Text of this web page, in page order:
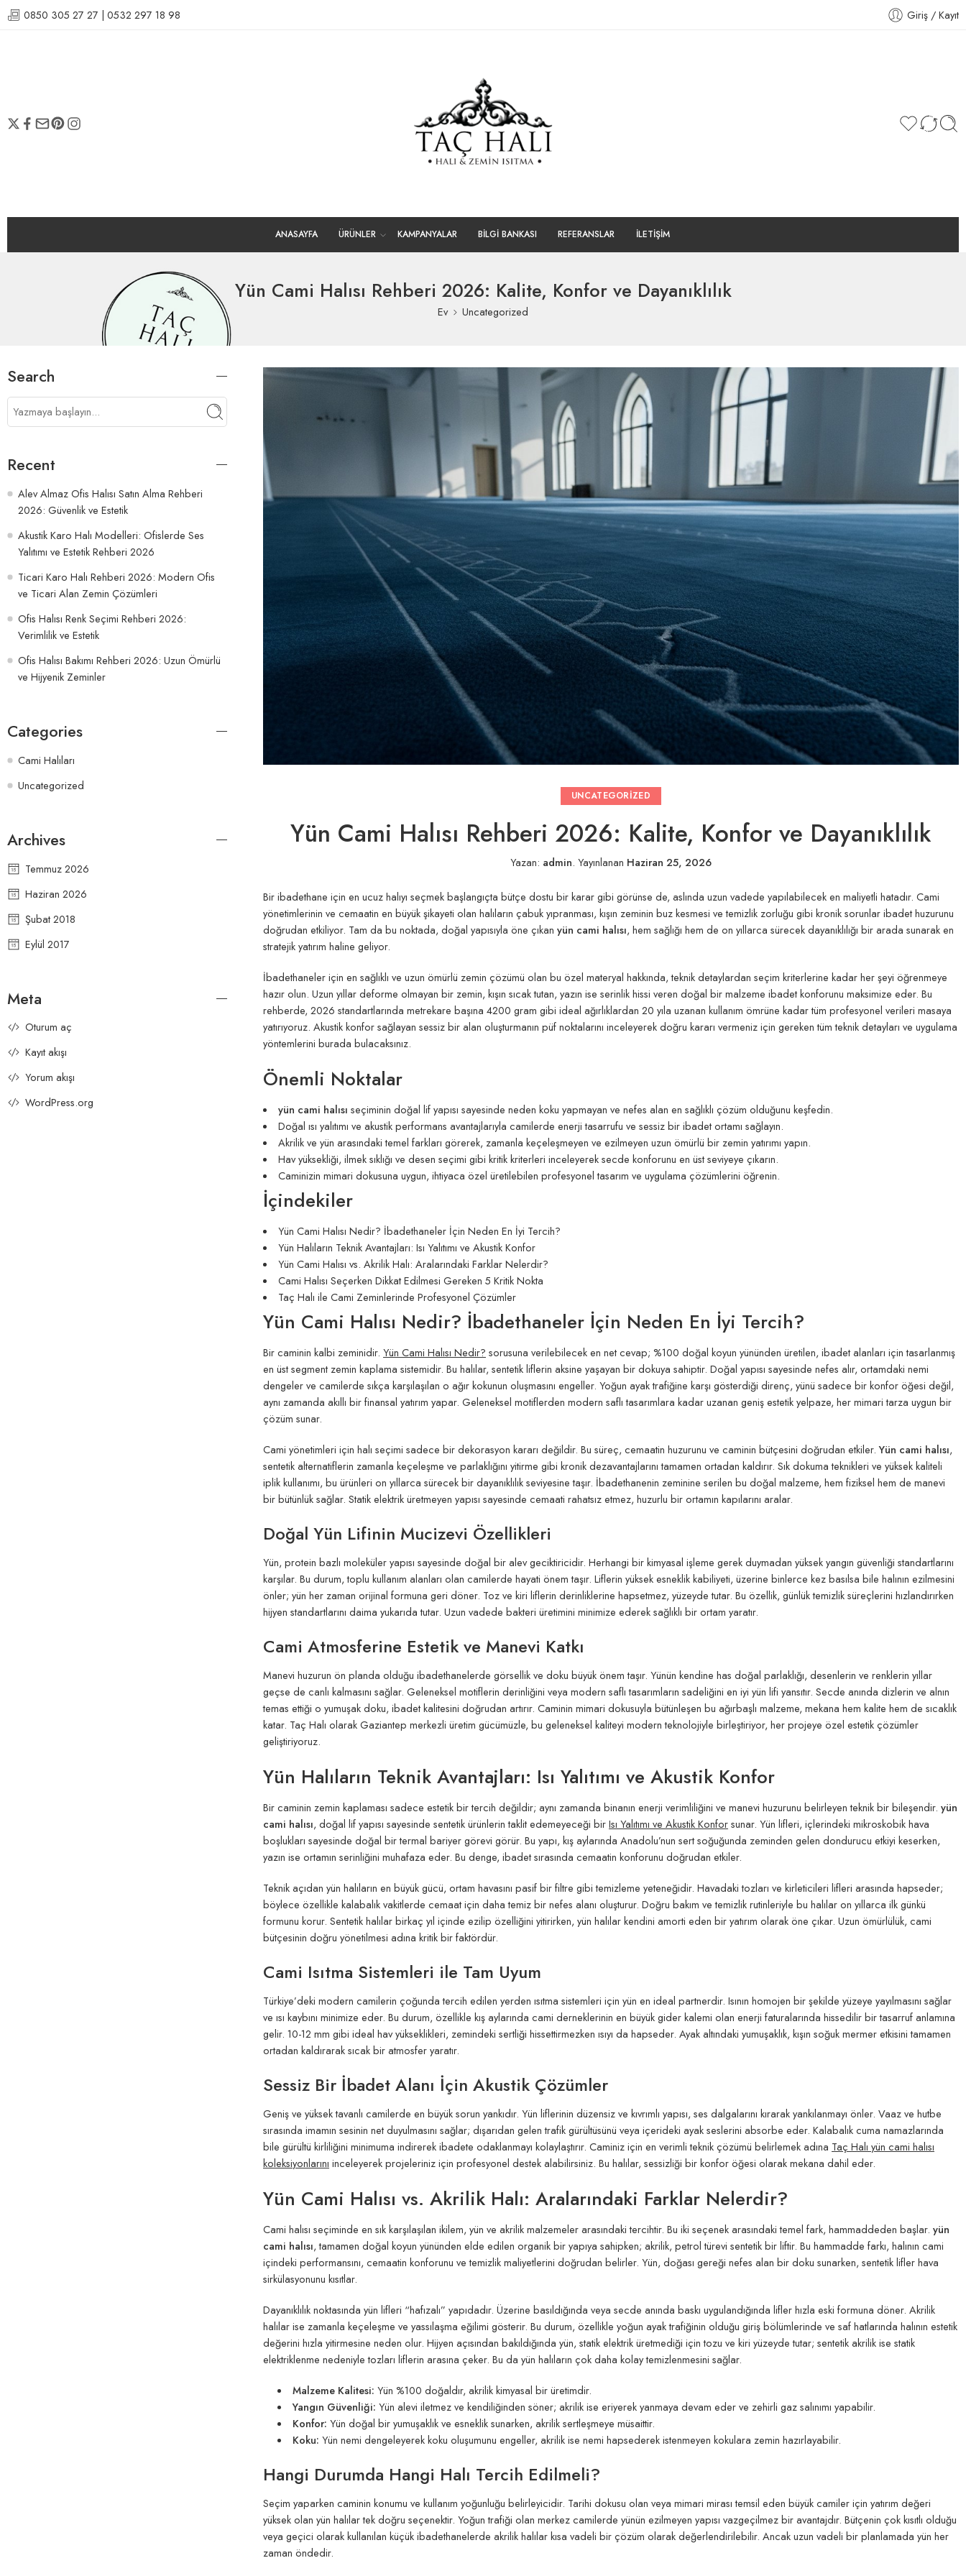
0850 305 27 27 | 0532 297 18 98 Giriş / Kayıt
ANASAYFA ÜRÜNLER KAMPANYALAR BİLGİ BANKASI REFERANSLAR İLETİŞİM
Yün Cami Halısı Rehberi 2026: Kalite, Konfor ve Dayanıklılık
Ev Uncategorized
UNCATEGORIZED
Yün Cami Halısı Rehberi 2026: Kalite, Konfor ve Dayanıklılık
Yazan: admin. Yayınlanan Haziran 25, 2026
Bir ibadethane için en ucuz halıyı seçmek başlangıçta bütçe dostu bir karar gibi görünse de, aslında uzun vadede yapılabilecek en maliyetli hatadır. Cami
yönetimlerinin ve cemaatin en büyük şikayeti olan halıların çabuk yıpranması, kışın zeminin buz kesmesi ve temizlik zorluğu gibi kronik sorunlar ibadet huzurunu
doğrudan etkiliyor. Tam da bu noktada, doğal yapısıyla öne çıkan yün cami halısı, hem sağlığı hem de on yıllarca sürecek dayanıklılığı bir arada sunarak en
stratejik yatırım haline geliyor.
İbadethaneler için en sağlıklı ve uzun ömürlü zemin çözümü olan bu özel materyal hakkında, teknik detaylardan seçim kriterlerine kadar her şeyi öğrenmeye
hazır olun. Uzun yıllar deforme olmayan bir zemin, kışın sıcak tutan, yazın ise serinlik hissi veren doğal bir malzeme ibadet konforunu maksimize eder. Bu
rehberde, 2026 standartlarında metrekare başına 4200 gram gibi ideal ağırlıklardan 20 yıla uzanan kullanım ömrüne kadar tüm profesyonel verileri masaya
yatırıyoruz. Akustik konfor sağlayan sessiz bir alan oluşturmanın püf noktalarını inceleyerek doğru kararı vermeniz için gereken tüm teknik detayları ve uygulama
yöntemlerini burada bulacaksınız.
Önemli Noktalar
yün cami halısı seçiminin doğal lif yapısı sayesinde neden koku yapmayan ve nefes alan en sağlıklı çözüm olduğunu keşfedin.
Doğal ısı yalıtımı ve akustik performans avantajlarıyla camilerde enerji tasarrufu ve sessiz bir ibadet ortamı sağlayın.
Akrilik ve yün arasındaki temel farkları görerek, zamanla keçeleşmeyen ve ezilmeyen uzun ömürlü bir zemin yatırımı yapın.
Hav yüksekliği, ilmek sıklığı ve desen seçimi gibi kritik kriterleri inceleyerek secde konforunu en üst seviyeye çıkarın.
Caminizin mimari dokusuna uygun, ihtiyaca özel üretilebilen profesyonel tasarım ve uygulama çözümlerini öğrenin.
İçindekiler
Yün Cami Halısı Nedir? İbadethaneler İçin Neden En İyi Tercih?
Yün Halıların Teknik Avantajları: Isı Yalıtımı ve Akustik Konfor
Yün Cami Halısı vs. Akrilik Halı: Aralarındaki Farklar Nelerdir?
Cami Halısı Seçerken Dikkat Edilmesi Gereken 5 Kritik Nokta
Taç Halı ile Cami Zeminlerinde Profesyonel Çözümler
Yün Cami Halısı Nedir? İbadethaneler İçin Neden En İyi Tercih?
Bir caminin kalbi zeminidir. Yün Cami Halısı Nedir? sorusuna verilebilecek en net cevap; %100 doğal koyun yününden üretilen, ibadet alanları için tasarlanmış
en üst segment zemin kaplama sistemidir. Bu halılar, sentetik liflerin aksine yaşayan bir dokuya sahiptir. Doğal yapısı sayesinde nefes alır, ortamdaki nemi
dengeler ve camilerde sıkça karşılaşılan o ağır kokunun oluşmasını engeller. Yoğun ayak trafiğine karşı gösterdiği direnç, yünü sadece bir konfor öğesi değil,
aynı zamanda akıllı bir finansal yatırım yapar. Geleneksel motiflerden modern saflı tasarımlara kadar uzanan geniş estetik yelpaze, her mimari tarza uygun bir
çözüm sunar.
Cami yönetimleri için halı seçimi sadece bir dekorasyon kararı değildir. Bu süreç, cemaatin huzurunu ve caminin bütçesini doğrudan etkiler.Yün cami halısı,
sentetik alternatiflerin zamanla keçeleşme ve parlaklığını yitirme gibi kronik dezavantajlarını tamamen ortadan kaldırır. Sık dokuma teknikleri ve yüksek kaliteli
iplik kullanımı, bu ürünleri on yıllarca sürecek bir dayanıklılık seviyesine taşır. İbadethanenin zeminine serilen bu doğal malzeme, hem fiziksel hem de manevi
bir bütünlük sağlar. Statik elektrik üretmeyen yapısı sayesinde cemaati rahatsız etmez, huzurlu bir ortamın kapılarını aralar.
Doğal Yün Lifinin Mucizevi Özellikleri
Yün, protein bazlı moleküler yapısı sayesinde doğal bir alev geciktiricidir. Herhangi bir kimyasal işleme gerek duymadan yüksek yangın güvenliği standartlarını
karşılar. Bu durum, toplu kullanım alanları olan camilerde hayati önem taşır. Liflerin yüksek esneklik kabiliyeti, üzerine binlerce kez basılsa bile halının ezilmesini
önler; yün her zaman orijinal formuna geri döner. Toz ve kiri liflerin derinliklerine hapsetmez, yüzeyde tutar. Bu özellik, günlük temizlik süreçlerini hızlandırırken
hijyen standartlarını daima yukarıda tutar. Uzun vadede bakteri üretimini minimize ederek sağlıklı bir ortam yaratır.
Cami Atmosferine Estetik ve Manevi Katkı
Manevi huzurun ön planda olduğu ibadethanelerde görsellik ve doku büyük önem taşır. Yünün kendine has doğal parlaklığı, desenlerin ve renklerin yıllar
geçse de canlı kalmasını sağlar. Geleneksel motiflerin derinliğini veya modern saflı tasarımların sadeliğini en iyi yün lifi yansıtır. Secde anında dizlerin ve alnın
temas ettiği o yumuşak doku, ibadet kalitesini doğrudan artırır. Caminin mimari dokusuyla bütünleşen bu ağırbaşlı malzeme, mekana hem kalite hem de sıcaklık
katar. Taç Halı olarak Gaziantep merkezli üretim gücümüzle, bu geleneksel kaliteyi modern teknolojiyle birleştiriyor, her projeye özel estetik çözümler
geliştiriyoruz.
Yün Halıların Teknik Avantajları: Isı Yalıtımı ve Akustik Konfor
Bir caminin zemin kaplaması sadece estetik bir tercih değildir; aynı zamanda binanın enerji verimliliğini ve manevi huzurunu belirleyen teknik bir bileşendir. yün
cami halısı, doğal lif yapısı sayesinde sentetik ürünlerin taklit edemeyeceği birIsı Yalıtımı ve Akustik Konforsunar. Yün lifleri, içlerindeki mikroskobik hava
boşlukları sayesinde doğal bir termal bariyer görevi görür. Bu yapı, kış aylarında Anadolu’nun sert soğuğunda zeminden gelen dondurucu etkiyi keserken,
yazın ise ortamın serinliğini muhafaza eder. Bu denge, ibadet sırasında cemaatin konforunu doğrudan etkiler.
Teknik açıdan yün halıların en büyük gücü, ortam havasını pasif bir filtre gibi temizleme yeteneğidir. Havadaki tozları ve kirleticileri lifleri arasında hapseder;
böylece özellikle kalabalık vakitlerde cemaat için daha temiz bir nefes alanı oluşturur. Doğru bakım ve temizlik rutinleriyle bu halılar on yıllarca ilk günkü
formunu korur. Sentetik halılar birkaç yıl içinde ezilip özelliğini yitirirken, yün halılar kendini amorti eden bir yatırım olarak öne çıkar. Uzun ömürlülük, cami
bütçesinin doğru yönetilmesi adına kritik bir faktördür.
Cami Isıtma Sistemleri ile Tam Uyum
Türkiye’deki modern camilerin çoğunda tercih edilen yerden ısıtma sistemleri için yün en ideal partnerdir. Isının homojen bir şekilde yüzeye yayılmasını sağlar
ve ısı kaybını minimize eder. Bu durum, özellikle kış aylarında cami derneklerinin en büyük gider kalemi olan enerji faturalarında hissedilir bir tasarruf anlamına
gelir. 10-12 mm gibi ideal hav yükseklikleri, zemindeki sertliği hissettirmezken ısıyı da hapseder. Ayak altındaki yumuşaklık, kışın soğuk mermer etkisini tamamen
ortadan kaldırarak sıcak bir atmosfer yaratır.
Sessiz Bir İbadet Alanı İçin Akustik Çözümler
Geniş ve yüksek tavanlı camilerde en büyük sorun yankıdır. Yün liflerinin düzensiz ve kıvrımlı yapısı, ses dalgalarını kırarak yankılanmayı önler. Vaaz ve hutbe
sırasında imamın sesinin net duyulmasını sağlar; dışarıdan gelen trafik gürültüsünü veya içerideki ayak seslerini absorbe eder. Kalabalık cuma namazlarında
bile gürültü kirliliğini minimuma indirerek ibadete odaklanmayı kolaylaştırır. Caminiz için en verimli teknik çözümü belirlemek adına Taç Halı yün cami halısı
koleksiyonlarını inceleyerek projeleriniz için profesyonel destek alabilirsiniz. Bu halılar, sessizliği bir konfor öğesi olarak mekana dahil eder.
Yün Cami Halısı vs. Akrilik Halı: Aralarındaki Farklar Nelerdir?
Cami halısı seçiminde en sık karşılaşılan ikilem, yün ve akrilik malzemeler arasındaki tercihtir. Bu iki seçenek arasındaki temel fark, hammaddeden başlar. yün
cami halısı, tamamen doğal koyun yününden elde edilen organik bir yapıya sahipken; akrilik, petrol türevi sentetik bir liftir. Bu hammadde farkı, halının cami
içindeki performansını, cemaatin konforunu ve temizlik maliyetlerini doğrudan belirler. Yün, doğası gereği nefes alan bir doku sunarken, sentetik lifler hava
sirkülasyonunu kısıtlar.
Dayanıklılık noktasında yün lifleri “hafızalı” yapıdadır. Üzerine basıldığında veya secde anında baskı uygulandığında lifler hızla eski formuna döner. Akrilik
halılar ise zamanla keçeleşme ve yassılaşma eğilimi gösterir. Bu durum, özellikle yoğun ayak trafiğinin olduğu giriş bölümlerinde ve saf hatlarında halının estetik
değerini hızla yitirmesine neden olur. Hijyen açısından bakıldığında yün, statik elektrik üretmediği için tozu ve kiri yüzeyde tutar; sentetik akrilik ise statik
elektriklenme nedeniyle tozları liflerin arasına çeker. Bu da yün halıların çok daha kolay temizlenmesini sağlar.
Malzeme Kalitesi: Yün %100 doğaldır, akrilik kimyasal bir üretimdir.
Yangın Güvenliği: Yün alevi iletmez ve kendiliğinden söner; akrilik ise eriyerek yanmaya devam eder ve zehirli gaz salınımı yapabilir.
Konfor: Yün doğal bir yumuşaklık ve esneklik sunarken, akrilik sertleşmeye müsaittir.
Koku: Yün nemi dengeleyerek koku oluşumunu engeller, akrilik ise nemi hapsederek istenmeyen kokulara zemin hazırlayabilir.
Hangi Durumda Hangi Halı Tercih Edilmeli?
Seçim yaparken caminin konumu ve kullanım yoğunluğu belirleyicidir. Tarihi dokusu olan veya mimari mirası temsil eden büyük camiler için yatırım değeri
yüksek olan yün halılar tek doğru seçenektir. Yoğun trafiği olan merkez camilerde yünün ezilmeyen yapısı vazgeçilmez bir avantajdır. Bütçenin çok kısıtlı olduğu
veya geçici olarak kullanılan küçük ibadethanelerde akrilik halılar kısa vadeli bir çözüm olarak değerlendirilebilir. Ancak uzun vadeli bir planlamada yün her
zaman öndedir.
Search
Recent
Alev Almaz Ofis Halısı Satın Alma Rehberi
2026: Güvenlik ve Estetik
Akustik Karo Halı Modelleri: Ofislerde Ses
Yalıtımı ve Estetik Rehberi 2026
Ticari Karo Halı Rehberi 2026: Modern Ofis
ve Ticari Alan Zemin Çözümleri
Ofis Halısı Renk Seçimi Rehberi 2026:
Verimlilik ve Estetik
Ofis Halısı Bakımı Rehberi 2026: Uzun Ömürlü
ve Hijyenik Zeminler
Categories
Cami Halıları
Uncategorized
Archives
Temmuz 2026
Haziran 2026
Şubat 2018
Eylül 2017
Meta
Oturum aç
Kayıt akışı
Yorum akışı
WordPress.org